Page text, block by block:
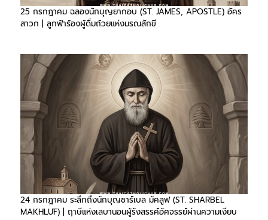
25 กรกฎาคม ฉลองนักบุญยากอบ (ST. JAMES, APOSTLE) อัคร
สาวก | ลูกฟ้าร้องผู้ดื่มถ้วยแห่งมรณสักขี
24 กรกฎาคม ระลึกถึงนักบุญชาร์เบล มัคลูฟ (ST. SHARBEL
MAKHLŪF) | ฤาษีแห่งเลบานอนผู้รังสรรค์อัศจรรย์ผ่านความเงียบ